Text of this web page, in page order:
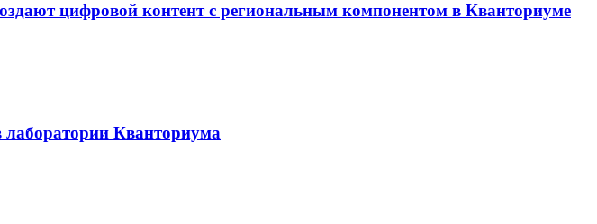
цифровой контент с региональным компонентом в Кванториуме
Кванториума